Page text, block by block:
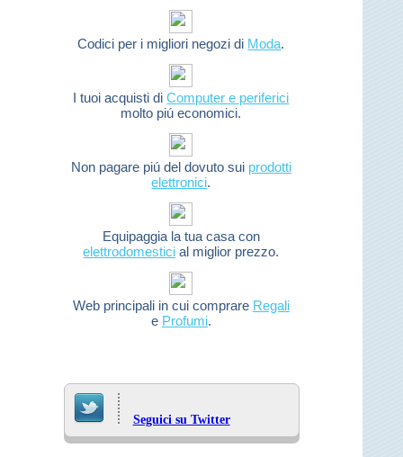
Codici per i migliori negozi di Moda.
I tuoi acquisti diComputer e periferici
molto piú economici.
Non pagare piú del dovuto sui prodotti
elettronici.
Equipaggia la tua casa con
elettrodomestici al miglior prezzo.
Web principali in cui comprare Regali
e Profumi.
Seguici su Twitter